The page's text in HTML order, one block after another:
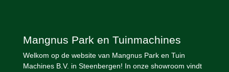
Mangnus Park en Tuinmachines
Welkom op de website van Mangnus Park en Tuin
Machines B.V. in Steenbergen! In onze showroom vindt